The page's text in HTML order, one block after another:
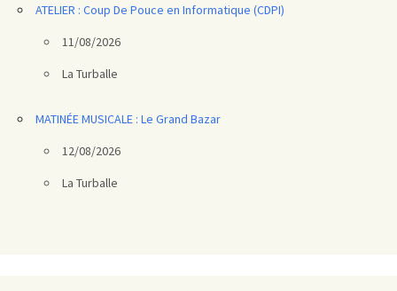
ATELIER : Coup De Pouce en Informatique (CDPI)
11/08/2026
La Turballe
MATINÉE MUSICALE : Le Grand Bazar
12/08/2026
La Turballe